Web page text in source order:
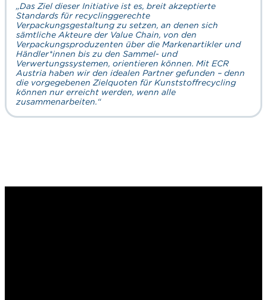
„Das Ziel dieser Initiative ist es, breit akzeptierte
Standards für recyclinggerechte
Verpackungsgestaltung zu setzen, an denen sich
sämtliche Akteure der Value Chain, von den
Verpackungsproduzenten über die Markenartikler und
Händler*innen bis zu den Sammel- und
Verwertungssystemen, orientieren können. Mit ECR
Austria haben wir den idealen Partner gefunden – denn
die vorgegebenen Zielquoten für Kunststoffrecycling
können nur erreicht werden, wenn alle
zusammenarbeiten.“